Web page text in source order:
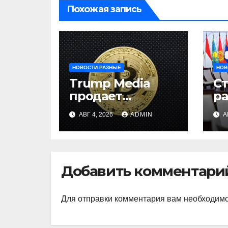
Похожая запись
НОВОСТИ РАЗНЫЕ
Trump Media
продает
биткоины:
убыток $165 млн
АВГ 4, 2026 ADMIN
Добавить
Для отправки комментария вам